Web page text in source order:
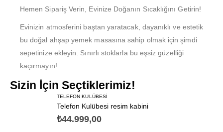
Hemen Sipariş Verin, Evinize Doğanın Sıcaklığını Getirin!
Evinizin atmosferini baştan yaratacak, dayanıklı ve estetik
bu doğal ahşap yemek masasına sahip olmak için şimdi
sepetinize ekleyin. Sınırlı stoklarla bu eşsiz güzelliği
kaçırmayın!
Sizin İçin Seçtiklerimiz!
TELEFON KULÜBESI
Telefon Kulübesi resim kabini
₺44.999,00